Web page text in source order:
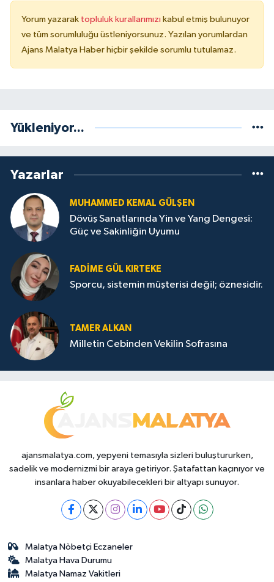
Yorum yazarak topluluk kurallarımızı kabul etmiş bulunuyor
ve tüm sorumluluğu üstleniyorsunuz. Yazılan yorumlardan
Ajans Malatya Haber hiçbir şekilde sorumlu tutulamaz.
Yükleniyor...
Yazarlar
MUHAMMED KEMAL GÜLŞEN
Dövüş Sanatlarında Yin ve Yang Dengesi:
Güç ve Sakinliğin Uyumu
FADIME GÜL KIRTEKE
Sporcu, sistemin müşterisi değil; öznesidir.
TAMER ALKAN
Milletin Cebinden Vekilin Sofrasına
ajansmalatya.com, yepyeni temasıyla sizleri buluştururken,
sadelik ve modernizmi bir araya getiriyor. Şatafattan kaçınıyor ve
insanlara haber okuyabilecekleri bir altyapı sunuyor.
Malatya Nöbetçi Eczaneler
Malatya Hava Durumu
Malatya Namaz Vakitleri